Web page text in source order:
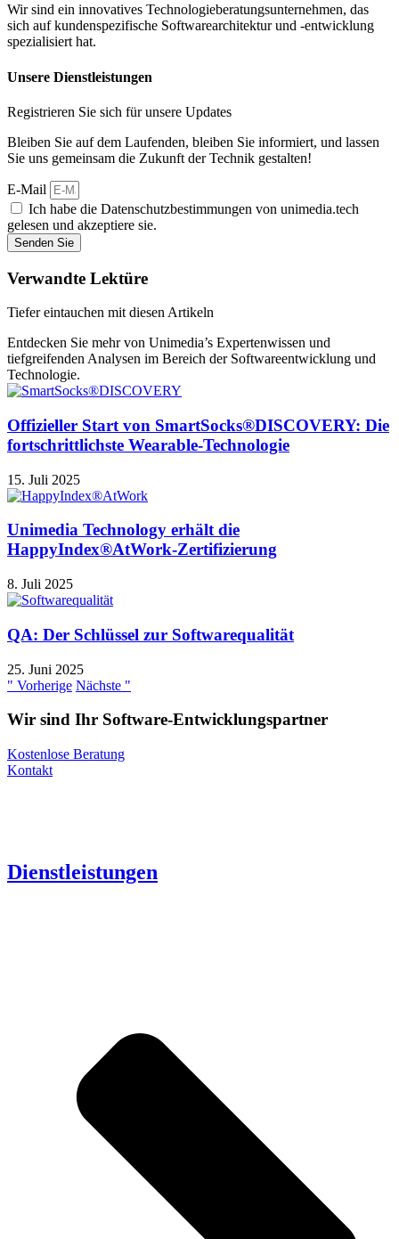
Wir sind ein innovatives Technologieberatungsunternehmen, das
sich auf kundenspezifische Softwarearchitektur und -entwicklung
spezialisiert hat.
Unsere Dienstleistungen
Registrieren Sie sich für unsere Updates
Bleiben Sie auf dem Laufenden, bleiben Sie informiert, und lassen
Sie uns gemeinsam die Zukunft der Technik gestalten!
E-Mail
Ich habe die Datenschutzbestimmungen von unimedia.tech
gelesen und akzeptiere sie.
Senden Sie
Verwandte Lektüre
Tiefer eintauchen mit diesen Artikeln
Entdecken Sie mehr von Unimedia’s Expertenwissen und
tiefgreifenden Analysen im Bereich der Softwareentwicklung und
Technologie.
Offizieller Start von SmartSocks®DISCOVERY: Die
fortschrittlichste Wearable-Technologie
15. Juli 2025
Unimedia Technology erhält die
HappyIndex®AtWork-Zertifizierung
8. Juli 2025
QA: Der Schlüssel zur Softwarequalität
25. Juni 2025
" Vorherige Nächste "
Wir sind Ihr Software-Entwicklungspartner
Kostenlose Beratung
Kontakt
Dienstleistungen